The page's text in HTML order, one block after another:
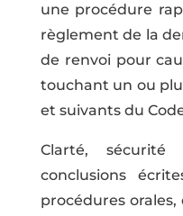
une procédure
règlement de la
de renvoi pour
touchant un ou
et suivants du
Clarté,
conclusions
procédures